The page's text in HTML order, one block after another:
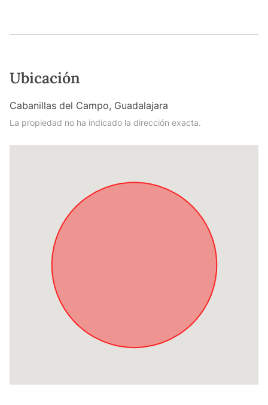
Ubicación
Cabanillas del Campo, Guadalajara
La propiedad no ha indicado la dirección exacta.